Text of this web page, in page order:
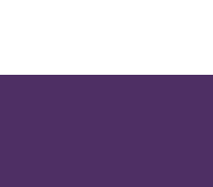
Tribute Portfolio Hotel